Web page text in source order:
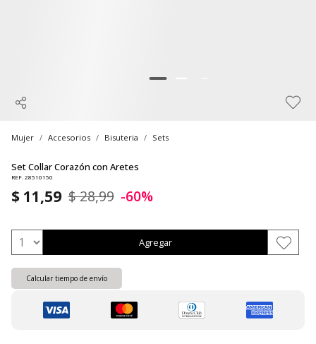
Mujer Accesorios Bisuteria Sets
Set Collar Corazón con Aretes
REF. 28510150
$ 11,59 $ 28,99 -60%
Agregar
Calcular tiempo de envío